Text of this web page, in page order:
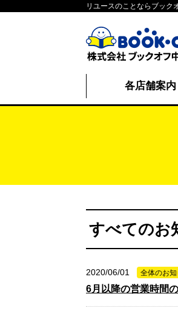
リユースのことならブック
各店舗案内
すべてのお
2020/06/01 全体のお
6月以降の営業時間